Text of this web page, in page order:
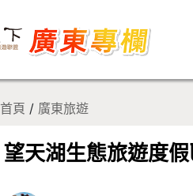
首頁 / 廣東旅遊
望天湖生態旅遊度